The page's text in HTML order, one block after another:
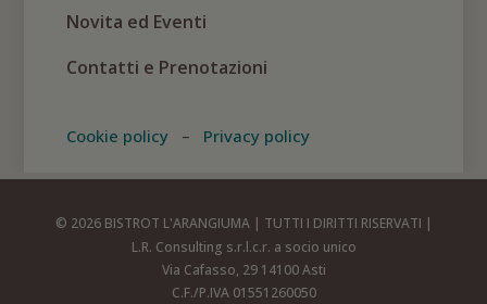
Novita ed Eventi
Contatti e Prenotazioni
Cookie policy– Privacy policy
© 2026 BISTROT L'ARANGIUMA | TUTTI I DIRITTI RISERVATI |
L.R. Consulting s.r.l.c.r. a socio unico
Via Cafasso, 29 14100 Asti
C.F./P.IVA 01551260050